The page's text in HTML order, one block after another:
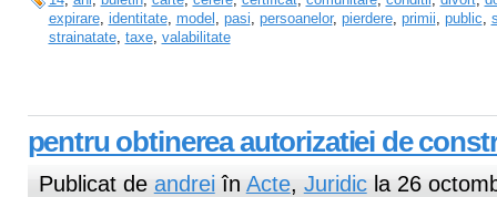
expirare, identitate, model pasi persoanelor, pierdere, primii public
strainatate, taxe, valabilitate
pentru obtinerea autorizatiei de
Publicat de andreiîn Acte, Juridicla 26